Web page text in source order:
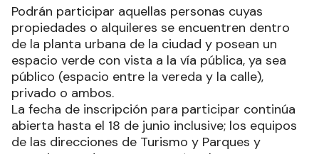
Podrán participar aquellas personas cuyas
propiedades o alquileres se encuentren dentro
de la planta urbana de la ciudad y posean un
espacio verde con vista a la vía pública, ya sea
público (espacio entre la vereda y la calle),
privado o ambos.
La fecha de inscripción para participar continúa
abierta hasta el 18 de junio inclusive; los equipos
de las direcciones de Turismo y Parques y